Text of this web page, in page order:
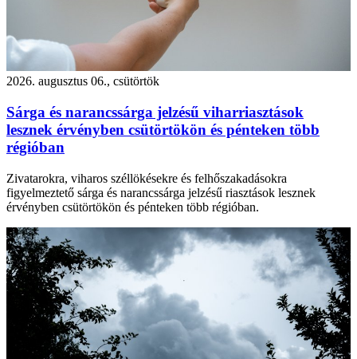
2026. augusztus 06., csütörtök
Sárga és narancssárga jelzésű viharriasztások
lesznek érvényben csütörtökön és pénteken több
régióban
Zivatarokra, viharos széllökésekre és felhőszakadásokra
figyelmeztető sárga és narancssárga jelzésű riasztások lesznek
érvényben csütörtökön és pénteken több régióban.